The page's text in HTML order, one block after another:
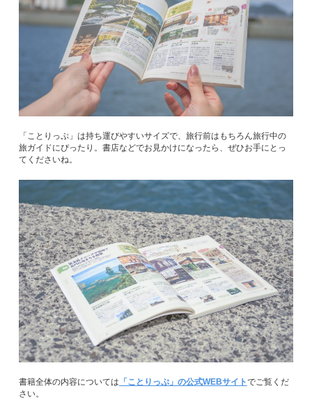
「ことりっぷ」は持ち運びやすいサイズで、旅行前はもちろん旅行中の
旅ガイドにぴったり。書店などでお見かけになったら、ぜひお手にとっ
てくださいね。
書籍全体の内容については 「ことりっぷ」の公式WEBサイトでご覧くだ
さい。